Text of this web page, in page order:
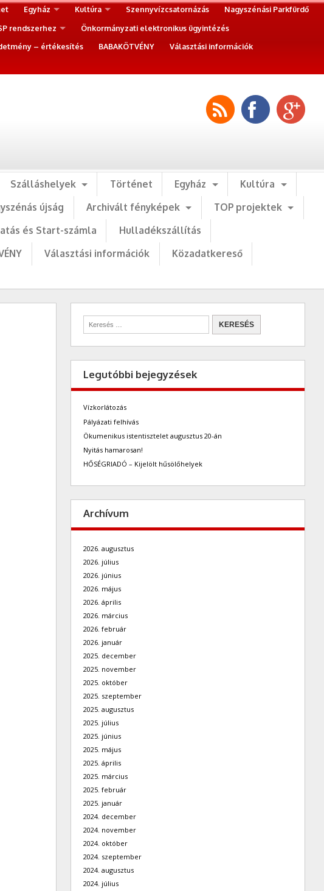
Egyház Kultúra Szennyvízcsatornázás
Nagyszénási Parkfürdő
rendszerhez
Önkormányzati elektronikus ügyintézés
– értékesítés BABAKÖTVÉNY
Választási információk
Szálláshelyek Történet Egyház
Kultúra
újság Archivált fényképek
TOP projektek
és Start-számla
Hulladékszállítás
Választási információk
Közadatkereső
Legutóbbi bejegyzések
Vízkorlátozás
Pályázati felhívás
Ökumenikus istentisztelet augusztus 20-án
Nyitás hamarosan!
HŐSÉGRIADÓ – Kijelölt hűsölőhelyek
Archívum
2026. augusztus
2026. július
2026. június
2026. május
2026. április
2026. március
2026. február
2026. január
2025. december
2025. november
2025. október
2025. szeptember
2025. augusztus
2025. július
2025. június
2025. május
2025. április
2025. március
2025. február
2025. január
2024. december
2024. november
2024. október
2024. szeptember
2024. augusztus
2024. július